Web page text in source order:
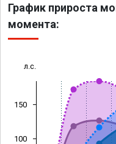
График прироста
момента:
л.с.
100
150